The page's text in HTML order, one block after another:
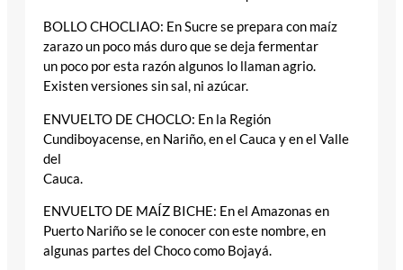
BOLLO CHOCLIAO: En Sucre se prepara con maíz
zarazo un poco más duro que se deja fermentar
un poco por esta razón algunos lo llaman agrio.
Existen versiones sin sal, ni azúcar.
ENVUELTO DE CHOCLO: En la Región
Cundiboyacense, en Nariño, en el Cauca y en el Valle
del
Cauca.
ENVUELTO DE MAÍZ BICHE: En el Amazonas en
Puerto Nariño se le conocer con este nombre, en
algunas partes del Choco como Bojayá.